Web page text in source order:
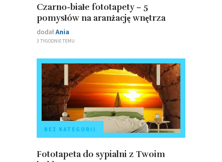
Czarno-białe fototapety – 5
pomysłów na aranżację wnętrza
dodałAnia
3 TYGODNIE TEMU
BEZ KATEGORII
Fototapeta do sypialni z Twoim